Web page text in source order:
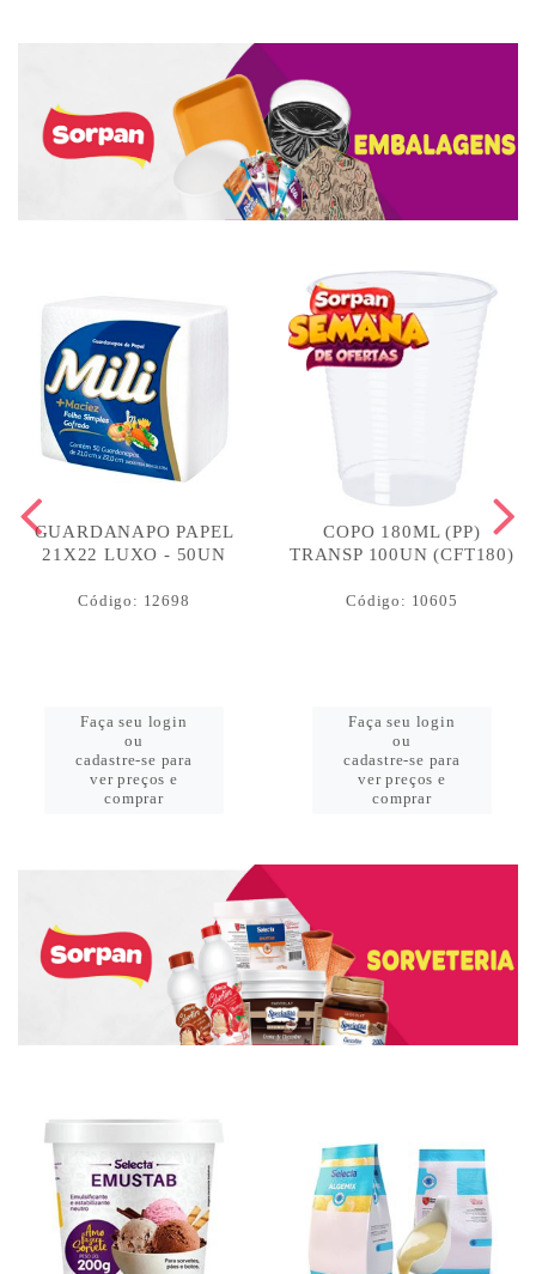
GUARDANAPO PAPEL
21X22 LUXO - 50UN
Código: 12698
Faça seu login
ou
cadastre-se para
ver preços e
comprar
COPO 180ML (PP)
TRANSP 100UN (CFT180)
Código: 10605
Faça seu login
ou
cadastre-se para
ver preços e
comprar